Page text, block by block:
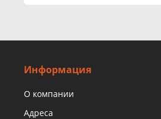
Информация
О компании
Адреса